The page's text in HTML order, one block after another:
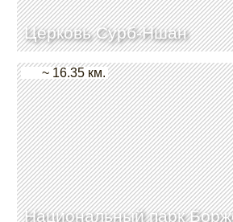
Церковь Сурб-Ншан
Национальный парк
~ 16.35 км.